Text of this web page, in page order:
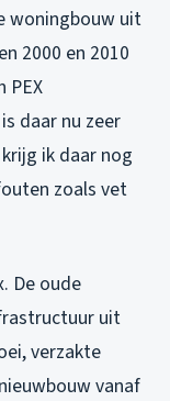
woningbouw uit
2000 en 2010
PEX
daar nu zeer
ik daar nog
zoals vet
De oude
uit
verzakte
vanaf